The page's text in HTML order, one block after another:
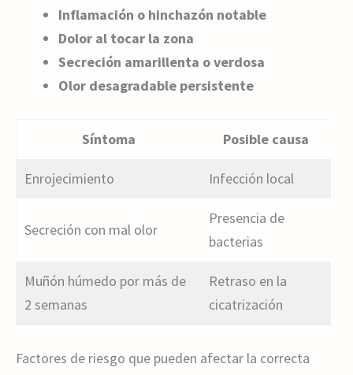
Inflamación o hinchazón notable
Dolor al tocar la zona
Secreción amarillenta o verdosa
Olor desagradable persistente
Síntoma Posible causa
Enrojecimiento Infección local
Secreción con mal olor
Presencia de
bacterias
Muñón húmedo por más de
2 semanas
Retraso en la
cicatrización
Factores de riesgo que pueden afectar la correcta